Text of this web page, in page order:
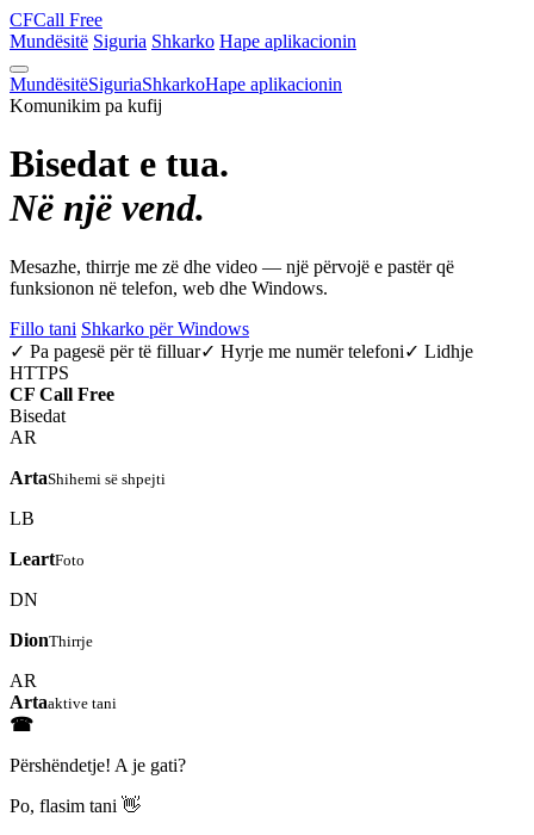
CFCall Free
Mundësitë Siguria Shkarko Hape aplikacionin
MundësitëSiguriaShkarkoHape aplikacionin
Komunikim pa kufij
Bisedat e tua.
Në një vend.
Mesazhe, thirrje me zë dhe video — një përvojë e pastër që
funksionon në telefon, web dhe Windows.
Fillo tani Shkarko për Windows
✓ Pa pagesë për të filluar✓ Hyrje me numër telefoni✓ Lidhje
HTTPS
CF Call Free
Bisedat
AR
ArtaShihemi së shpejti
LB
LeartFoto
DN
DionThirrje
AR
Artaaktive tani
☎
Përshëndetje! A je gati?
Po, flasim tani 👋